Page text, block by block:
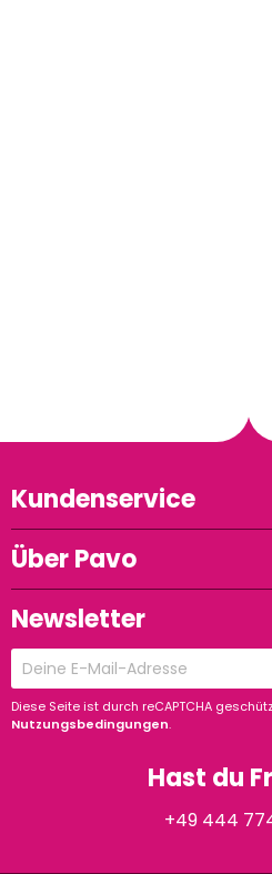
Kundenservice
Über Pavo
Newsletter
Diese Seite ist durch reCAPTCHA
Nutzungsbedingungen.
Hast du
+49 444